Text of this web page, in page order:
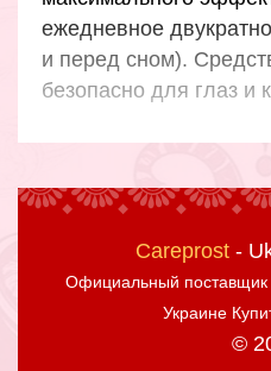
ежедневное
и перед сном).
безопасно для глаз и
Careprost-
Официальный поставщик
Украине
©